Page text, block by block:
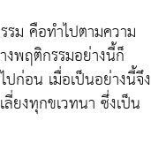
ม คือทำไปตามความ
งพฤติกรรมอย่างนี้ก็
ก่อน เมื่อเป็นอย่างนี้จึง
ยงทุกขเวทนา ซึ่งเป็น